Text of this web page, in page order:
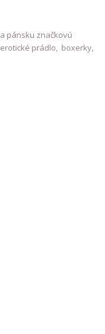
pánsku značkovú
prádlo, boxerky,